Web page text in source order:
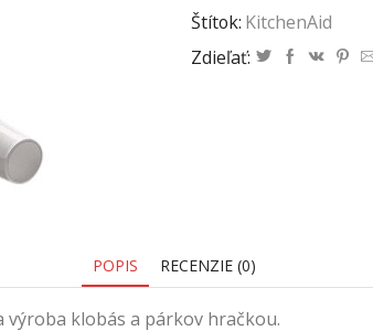
Štítok: KitchenAid
Zdieľať:
POPIS RECENZIE (0)
klobás a párkov hračkou.